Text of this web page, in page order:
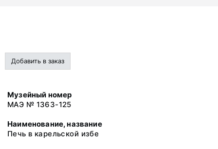
Добавить в заказ
Музейный номер
МАЭ № 1363-125
Наименование, название
Печь в карельской избе